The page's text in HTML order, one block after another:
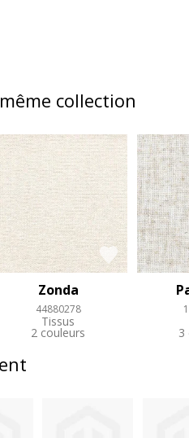
collection
Zonda
44880278
Tissus
2 couleurs 3